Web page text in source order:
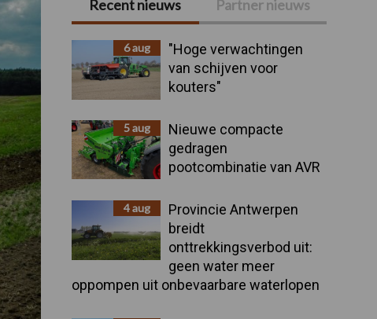
Primaire
Sidebar
Recent nieuws Partner nieuws
6 aug
"Hoge verwachtingen
van schijven voor
kouters"
5 aug
Nieuwe compacte
gedragen
pootcombinatie van AVR
4 aug
Provincie Antwerpen
breidt
onttrekkingsverbod uit:
geen water meer
oppompen uit onbevaarbare waterlopen